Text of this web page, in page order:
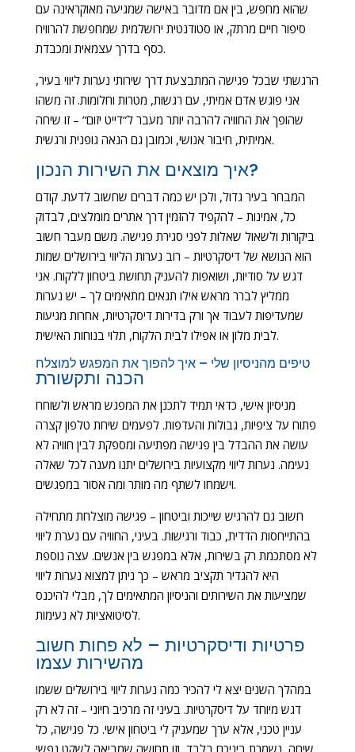
שהוא מחפש, בין אם מדובר באישה שמגיעה מאוקראינה עם
סיפור חיים מרתק, או סטודנטית ירושלמית שמחפשת להרוויח
כסף בדרך עצמאית ומכבדת.
הרגשתי שבכל פגישה המתבצעת דרך שירותי נערות ליווי בעיר,
אני פוגש אדם אמיתי, עם רגשות, מטרות וחלומות. זה משהו
שהופך את החוויה להרבה יותר מעבר ל”דייט יזום” – זו שיחה
אמיתית, חיבור אנושי, וכמובן גם הנאה גופנית ורגשית.
איך מוצאים את השירות הנכון?
המבחר בעיר גדול, ולכן יש כמה דברים שחשוב לדעת. קודם
כל, אמינות – להקפיד להזמין דרך אתרים מומלצים, לבדוק
ביקורות ולשאול שאלות לפני סגירת פגישה. משם מעבר חשוב
הוא הנושא של דיסקרטיות – רוב נערות הליווי בירושלים שמות
דגש על סודיות, ושואפות להעניק תחושת ביטחון ללקוח. אני
ממליץ לברר מראש אילו תנאים מתאימים לך – יש נערות
שמעדיפות לעבוד אך ורק בדירות דיסקרטיות, אחרות מגיעות
לבית מלון או אפילו לבית הלקוח, תלוי בנוחות האישית.
טיפים מהניסיון שלי – איך להפוך את המפגש למוצלח
הכנה ותקשורת
מניסיון אישי, כדאי תמיד לתכנן את המפגש מראש ולשוחח
פתוח על ציפיות, גבולות והעדפות. לפעמים שיחת טלפון קצרה
עושה את ההבדל בין פגישה מפתיעה ומספקת לבין חוויה לא
נעימה. נערות ליווי מקצועיות בירושלים יתנו מענה לכל שאלה
וישמחו לשתף מה מותר ומה אסור במפגשים.
חשוב גם להרגיש שייכות וביטחון – פגישה מוצלחת מתחילה
בהתייחסות הדדית, כבוד ורגישות. בעיני, החוויה עם נערת ליווי
לא מסתכמת רק בשירות, אלא במפגש בין אנשים. עצה נוספת
היא להגדיר תקציב מראש – כך ניתן למצוא נערות ליווי
שמציעות את השירותים והניסיון המתאימים לך, מבלי להיכנס
לסיטואציות לא נעימות.
פרטיות ודיסקרטיות – לא פחות חשוב
מהשירות עצמו
במהלך השנים יצא לי להכיר כמה נערות ליווי בירושלים ששמו
דגש מיוחד על דיסקרטיות. בעיני זה מרכיב חיוני – זה לא רק
עניין טכני, אלא ערך שמעניק לי ביטחון אישי. כל פגישה, כל
שיחה, נשמרת ביניכם בלבד, וזו תחושה שמביאה לשקט נפשי